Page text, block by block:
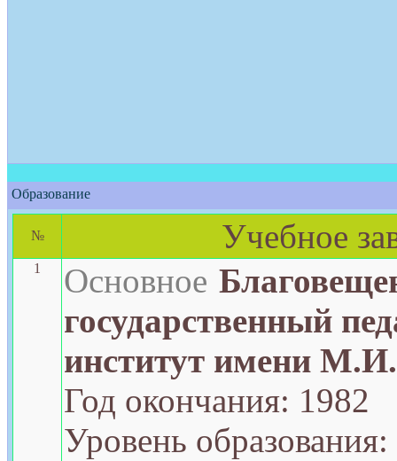
Образование
№ Учебное
1 Основное
государственный
институт имени
Год окончания: 1982
Уровень